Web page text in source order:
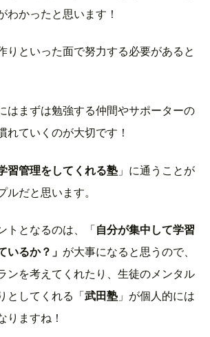
わかったと思います！
りといった面で努力する必要があると
はまずは勉強する仲間やサポーターの
れていくのが大切です！
習管理をしてくれる塾 」に通うことが
ルだと思います。
トとなるのは、「自分が集中して学習
いるか？」 が大事になると思うので、
ンを考えてくれたり、生徒のメンタル
としてくれる「武田塾 」が個人的には
りますね！